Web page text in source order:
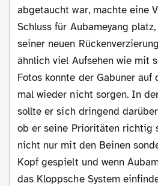
abgetaucht war, machte eine
Schluss für Aubameyang
seiner neuen
ähnlich viel Aufsehen wie mit
Fotos konnte der Gabuner auf
mal wieder nicht sorgen. In
sollte er sich dringend
ob er seine Prioritäten richtig
nicht nur mit den Beinen
Kopf gespielt und wenn
das Kloppsche System